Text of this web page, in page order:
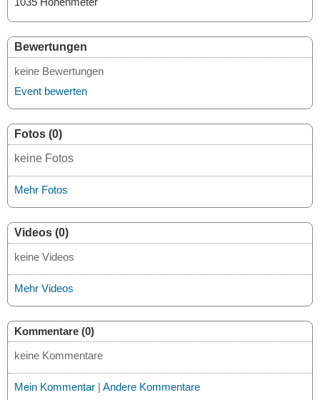
Bewertungen
keine Bewertungen
Event bewerten
Fotos (0)
keine Fotos
Mehr Fotos
Videos (0)
keine Videos
Mehr Videos
Kommentare (0)
keine Kommentare
Mein Kommentar | Andere Kommentare